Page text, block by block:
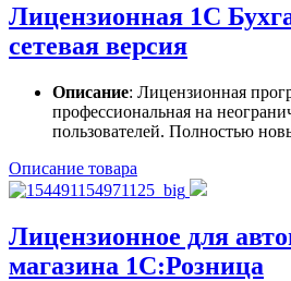
Лицензионная 1С
сетевая версия
Описание: Лицензионная
профессиональная на
пользователей. Полностью
Описание товара
Лицензионное для
магазина 1С:Розница